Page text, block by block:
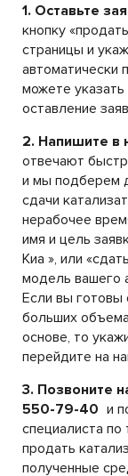
1. Оставьте
кнопку
страницы и
автоматически
можете
оставление
2. Напишите в
отвечают
и мы подберем
сдачи
нерабочее
имя и цель
Киа », или
модель вашего
Если вы готовы
больших
основе, то
перейдите на
3. Позвоните
550-79-40 и
специалиста
продать
полученные